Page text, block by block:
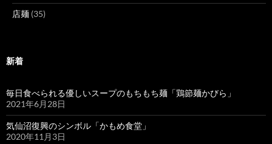
店麺 (35)
新着
毎日食べられる優しいスープのもちもち麺「鶏節麺かびら」
2021年6月28日
気仙沼復興のシンボル「かもめ食堂」
2020年11月3日